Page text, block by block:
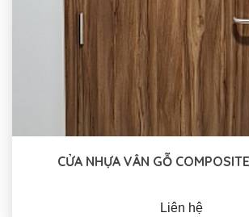
CỬA NHỰA VÂN GỖ
Liên hệ